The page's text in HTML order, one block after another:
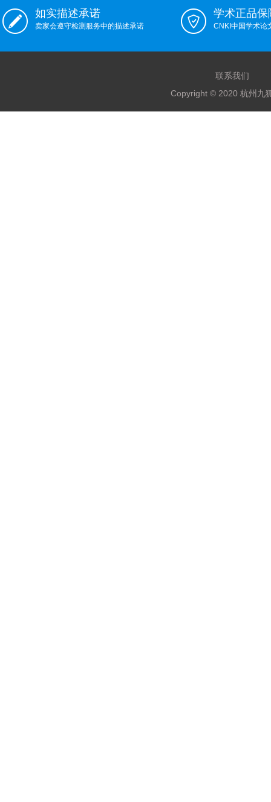
如实描述承诺
卖家会遵守检测服务中的描述承诺
学术正品保
CNKI中国学术论
联系我们
Copyright © 2020 杭州九